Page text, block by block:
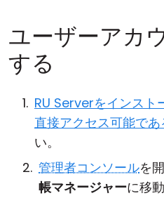
ユーザーアカ
する
RU Serverをインスト
直接アクセス可能で
い。
管理者コンソールを
帳マネージャーに移